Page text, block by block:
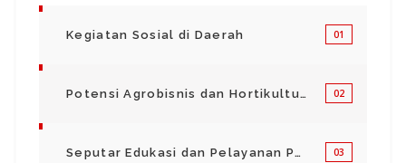
Kegiatan Sosial di Daerah 01
Potensi Agrobisnis dan Hortikultura 02
Seputar Edukasi dan Pelayanan Pendidikan 03